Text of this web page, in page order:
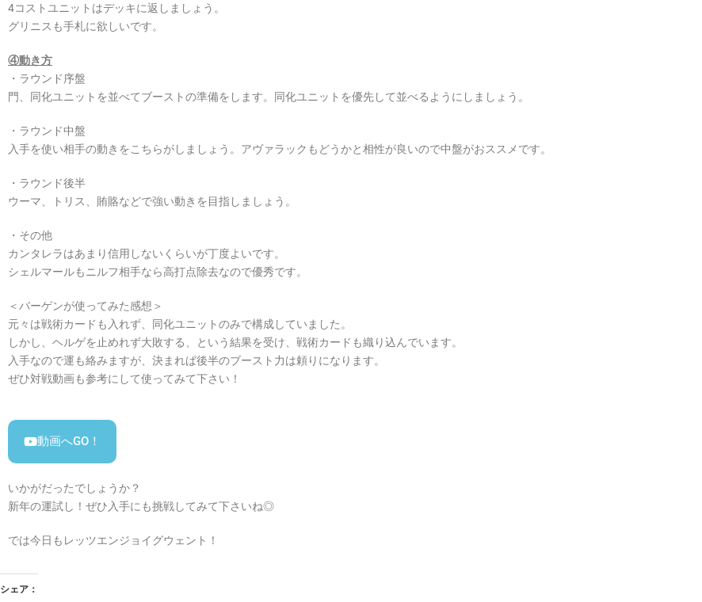
4コストユニットはデッキに返しましょう。
グリニスも手札に欲しいです。
④動き方
・ラウンド序盤
門、同化ユニットを並べてブーストの準備をします。同化ユニットを優先して並べるようにしましょう。
・ラウンド中盤
入手を使い相手の動きをこちらがしましょう。アヴァラックもどうかと相性が良いので中盤がおススメです。
・ラウンド後半
ウーマ、トリス、賄賂などで強い動きを目指しましょう。
・その他
カンタレラはあまり信用しないくらいが丁度よいです。
シェルマールもニルフ相手なら高打点除去なので優秀です。
＜バーゲンが使ってみた感想＞
元々は戦術カードも入れず、同化ユニットのみで構成していました。
しかし、ヘルゲを止めれず大敗する、という結果を受け、戦術カードも織り込んでいます。
入手なので運も絡みますが、決まれば後半のブースト力は頼りになります。
ぜひ対戦動画も参考にして使ってみて下さい！
動画へGO！
いかがだったでしょうか？
新年の運試し！ぜひ入手にも挑戦してみて下さいね◎
では今日もレッツエンジョイグウェント！
シェア：